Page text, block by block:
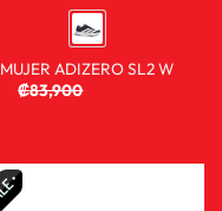
MUJER ADIZERO SL2 W
₡83,900